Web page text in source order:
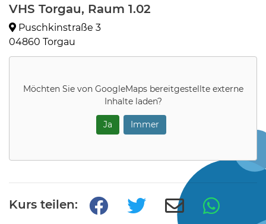
VHS Torgau, Raum 1.02
Puschkinstraße 3
04860 Torgau
Möchten Sie von GoogleMapsbereitgestellte externe
Inhalte laden?
Ja Immer
Kurs teilen: